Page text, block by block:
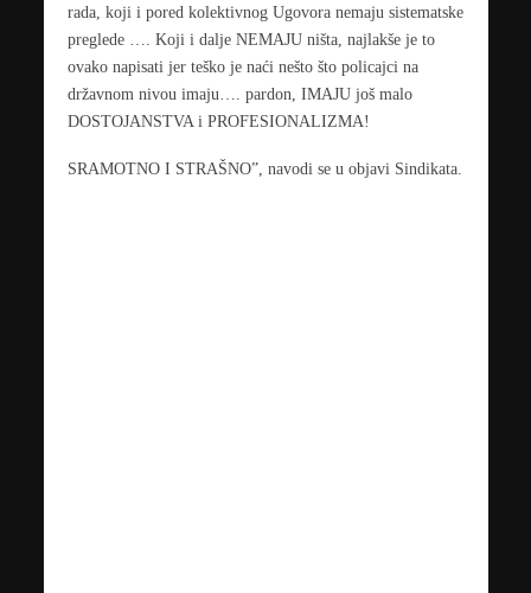
rada, koji i pored kolektivnog Ugovora nemaju sistematske
preglede …. Koji i dalje NEMAJU ništa, najlakše je to
ovako napisati jer teško je naći nešto što policajci na
državnom nivou imaju…. pardon, IMAJU još malo
DOSTOJANSTVA i PROFESIONALIZMA!
SRAMOTNO I STRAŠNO”, navodi se u objavi Sindikata.